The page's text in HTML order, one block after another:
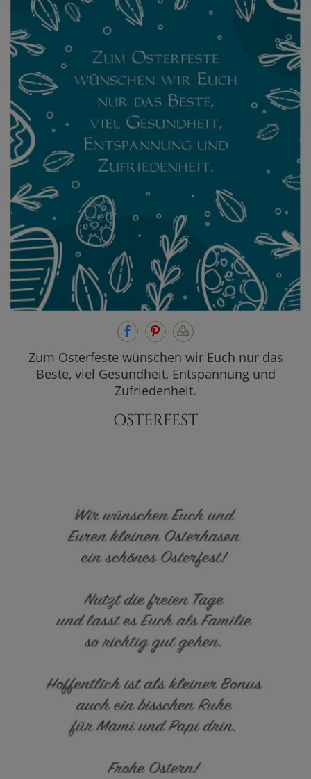
Zum Osterfeste wünschen wir Euch nur das
Beste, viel Gesundheit, Entspannung und
Zufriedenheit.
OSTERFEST